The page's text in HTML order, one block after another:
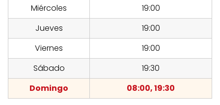
Miércoles
19:00
Jueves
19:00
Viernes
19:00
Sábado
19:30
Domingo
08:00, 19:30